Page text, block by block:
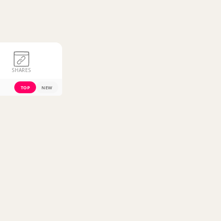
SHARES
TOP NEW